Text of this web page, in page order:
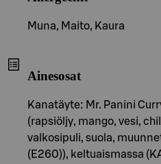
Muna, Maito, Kaura
Ainesosat
Kanatäyte: Mr. Panini
(rapsiöljy, mango, vesi,
valkosipuli, suola,
(E260)), keltuaismassa